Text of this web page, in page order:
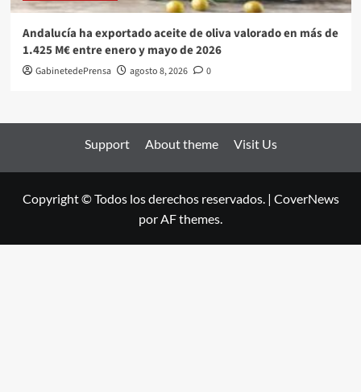
Andalucía ha exportado aceite de oliva valorado en más de
1.425 M€ entre enero y mayo de 2026
GabinetedePrensa agosto 8, 2026 0
Support About theme Visit Us
Copyright © Todos los derechos reservados. | CoverNews
por AF themes.